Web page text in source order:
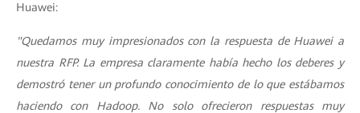
Huawei:
"Quedamos muy impresionados con la respuesta de Huawei a
nuestra RFP. La empresa claramente había hecho los deberes y
demostró tener un profundo conocimiento de lo que estábamos
haciendo con Hadoop. No solo ofrecieron respuestas muy